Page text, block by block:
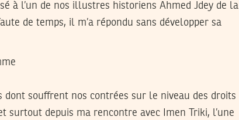
à l’un de nos illustres historiens Ahmed Jdey de la
de temps, il m’a répondu sans développer sa
dont souffrent nos contrées sur le niveau des droits
surtout depuis ma rencontre avec Imen Triki, l’une